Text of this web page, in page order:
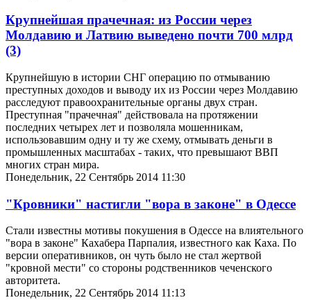
Крупнейшая прачечная: из России через
Молдавию и Латвию выведено почти 700 млрд
(3)
Крупнейшую в истории СНГ операцию по отмыванию
преступных доходов и выводу их из России через Молдавию
расследуют правоохранительные органы двух стран.
Преступная "прачечная" действовала на протяжении
последних четырех лет и позволяла мошенникам,
использовавшим одну и ту же схему, отмывать деньги в
промышленных масштабах - таких, что превышают ВВП
многих стран мира.
Понедельник, 22 Сентябрь 2014 11:30
"Кровники" настигли "вора в законе" в Одессе
Стали известны мотивы покушения в Одессе на влиятельного
"вора в законе" Кахабера Парпалия, известного как Каха. По
версии оперативников, он чуть было не стал жертвой
"кровной мести" со стороны родственников чеченского
авторитета.
Понедельник, 22 Сентябрь 2014 11:13